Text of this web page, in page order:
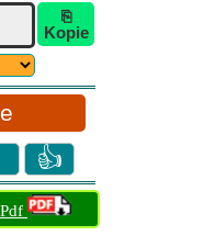
⎘
Kopie
👍